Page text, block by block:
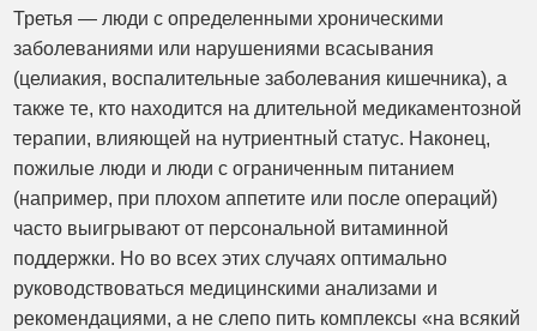
Третья — люди с определенными хроническими
заболеваниями или нарушениями всасывания
(целиакия, воспалительные заболевания кишечника), а
также те, кто находится на длительной медикаментозной
терапии, влияющей на нутриентный статус. Наконец,
пожилые люди и люди с ограниченным питанием
(например, при плохом аппетите или после операций)
часто выигрывают от персональной витаминной
поддержки. Но во всех этих случаях оптимально
руководствоваться медицинскими анализами и
рекомендациями, а не слепо пить комплексы «на всякий